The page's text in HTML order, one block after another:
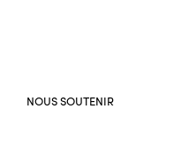
NOUS SOUTENIR